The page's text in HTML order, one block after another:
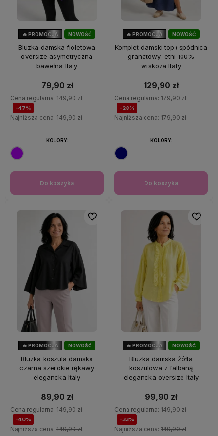
NOWOŚĆ
🔥 PROMOCJA
Bluzka damska fioletowa
oversize asymetryczna
bawełna Italy
79,90 zł
Cena regularna: 149,90 zł
-47%
Najniższa cena: 149,90 zł
Do koszyka
KOLORY:
NOWOŚĆ
🔥 PROMOCJA
Komplet damski top+spódnica
granatowy letni 100%
wiskoza Italy
129,90 zł
Cena regularna: 179,90 zł
-28%
Najniższa cena: 179,90 zł
Do koszyka
KOLORY:
NOWOŚĆ
🔥 PROMOCJA
Bluzka koszula damska
czarna szerokie rękawy
elegancka Italy
89,90 zł
Cena regularna: 149,90 zł
-40%
Najniższa cena: 149,90 zł
Do ulubionych
NOWOŚĆ
OKAZJA
🔥 PROMOCJA
Bluzka damska żółta
koszulowa z falbaną
elegancka oversize Italy
99,90 zł
Cena regularna: 149,90 zł
-33%
Najniższa cena: 149,90 zł
Do